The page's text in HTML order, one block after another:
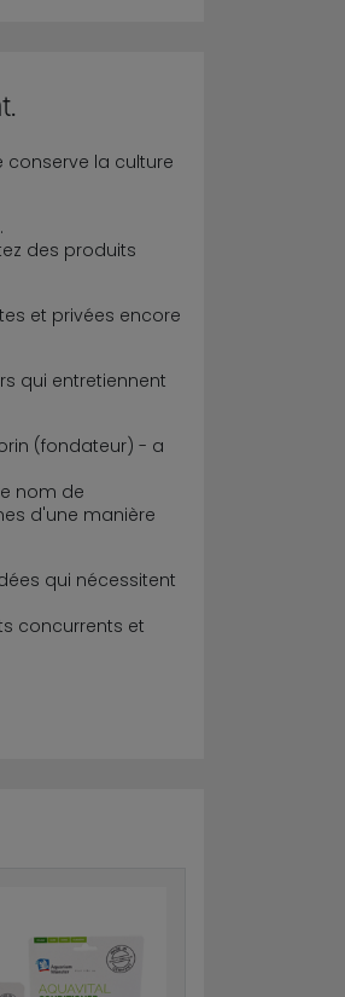
conserve la culture
des produits
et privées encore
qui entretiennent
(fondateur) - a
nom de
d'une manière
qui nécessitent
concurrents et